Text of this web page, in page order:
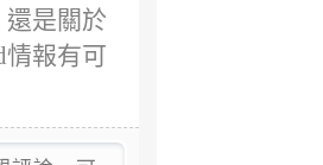
是關於
情報有可